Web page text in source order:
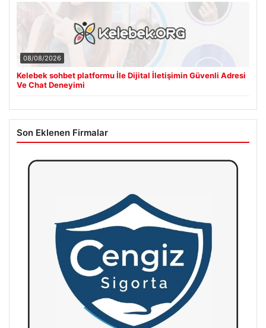
08/08/2026
Kelebek sohbet platformu İle Dijital İletişimin Güvenli Adresi
Ve Chat Deneyimi
Son Eklenen Firmalar